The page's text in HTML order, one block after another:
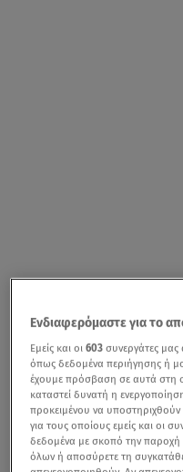
Ενδιαφερόμαστε για το
Εμείς και οι603 συνεργάτες
όπως δεδομένα περιήγησης ή
έχουμε πρόσβαση σε αυτά στη
καταστεί δυνατή η
προκειμένου να
για τους οποίους εμείς και οι
δεδομένα με σκοπό την παροχή
όλων ή αποσύρετε τη